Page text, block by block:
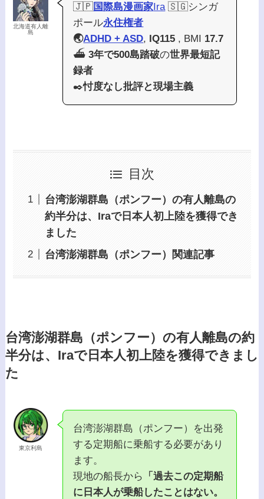
北海道有人離
島
🇯🇵国際島漫画家Ira🇸🇬シンガ
ポール永住権者
🌏ADHD + ASD, IQ115 , BMI 17.7
⛴️3年で500島踏破の世界最短記
録者
✒️忖度なし批評と現場主義
目次
台湾澎湖群島（ポンフー）の有人離島の
約半分は、Iraで日本人初上陸を獲得でき
ました
台湾澎湖群島（ポンフー）関連記事
台湾澎湖群島（ポンフー）の有人離島の約
半分は、Iraで日本人初上陸を獲得できまし
た
東京利島
台湾澎湖群島（ポンフー）を出発
する定期船に乗船する必要があり
ます。
現地の船長から
「過去この定期船
に日本人が乗船したことはない。